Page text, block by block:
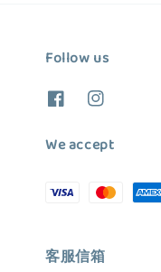
Follow us
We accept
客服信箱